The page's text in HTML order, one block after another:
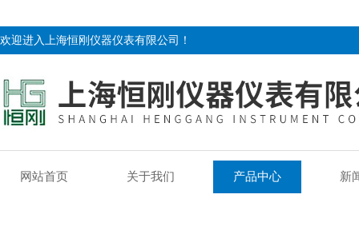
欢迎进入上海恒刚仪器仪表有限公司！
网站首页 关于我们 产品中心 新